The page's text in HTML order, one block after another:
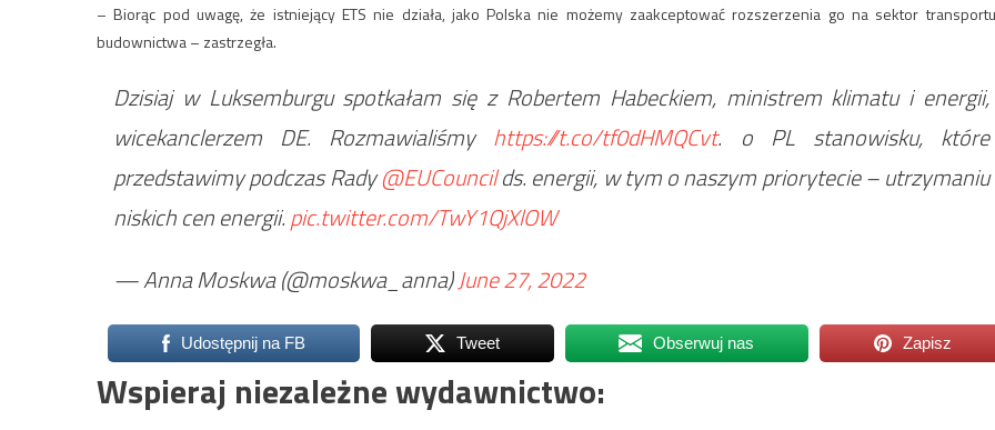
– Biorąc pod uwagę, że istniejący ETS nie działa, jako Polska nie możemy zaakceptować rozszerzenia go na sektor
budownictwa – zastrzegła.
Dzisiaj w Luksemburgu spotkałam się z Robertem Habeckiem, ministrem klimatu i energii,
wicekanclerzem DE. Rozmawialiśmy https://t.co/tf0dHMQCvt. o PL stanowisku, które
przedstawimy podczas Rady@EUCouncilds. energii, w tym o naszym priorytecie – utrzymaniu
niskich cen energii.pic.twitter.com/TwY1QjXlOW
— Anna Moskwa (@moskwa_anna)June 27, 2022
Udostępnij na FB Tweet Obserwuj nas Zapisz
Wspieraj niezależne wydawnictwo: